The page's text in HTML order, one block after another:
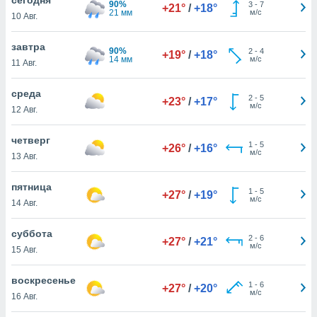
действия
на веб-
основе.
нашей
cookie
в
ВЫ
10 Авг.
90%
21 мм
+21° / +18° 3- 7
м/с
завтра
11 Авг.
90%
14 мм
+19° / +18° 2- 4
м/с
среда
12 Авг.
+23° / +17° 2- 5
м/с
четверг
13 Авг.
+26° / +16° 1 - 5
м/с
пятница
14 Авг.
+27° / +19° 1 - 5
м/с
суббота
15 Авг.
+27° / +21° 2- 6
м/с
воскресенье
16 Авг.
+27° / +20° 1 - 6
м/с